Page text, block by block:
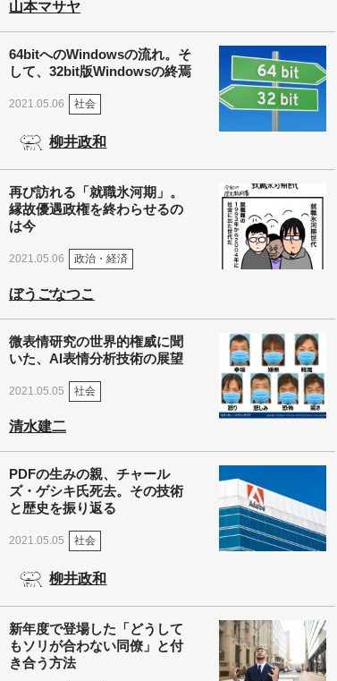
山本マサヤ
64bitへのWindowsの流れ。そ
して、32bit版Windowsの終焉
2021.05.06 社会
柳井政和
再び訪れる「就職氷河期」。
縁故優遇政権を終わらせるの
は今
2021.05.06 政治・経済
ぼうごなつこ
微表情研究の世界的権威に聞
いた、AI表情分析技術の展望
2021.05.05 社会
清水建二
PDFの生みの親、チャール
ズ・ゲシキ氏死去。その技術
と歴史を振り返る
2021.05.05 社会
柳井政和
新年度で登場した「どうして
もソリが合わない同僚」と付
き合う方法